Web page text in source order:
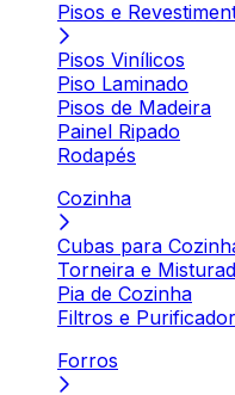
Pisos e
Pisos Vinílicos
Piso Laminado
Pisos de Madeira
Painel Ripado
Rodapés
Cozinha
Cubas para
Torneira e
Pia de Cozinha
Filtros e
Forros